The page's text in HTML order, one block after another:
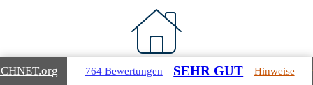
Wohnimmobilien
.org 764 Bewertungen SEHR GUT Hinweise